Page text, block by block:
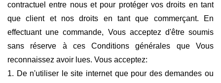
contractuel entre nous et pour protéger vos droits en tant
que client et nos droits en tant que commerçant. En
effectuant une commande, Vous acceptez d'être soumis
sans réserve à ces Conditions générales que Vous
reconnaissez avoir lues. Vous acceptez:
1. De n'utiliser le site internet que pour des demandes ou